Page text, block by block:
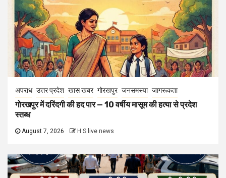
अपराध उत्तर प्रदेश खास खबर गोरखपुर जनसमस्या जागरूकता
गोरखपुर में दरिंदगी की हद पार — 10 वर्षीय मासूम की हत्या से प्रदेश
स्तब्ध
August 7, 2026 H S live news